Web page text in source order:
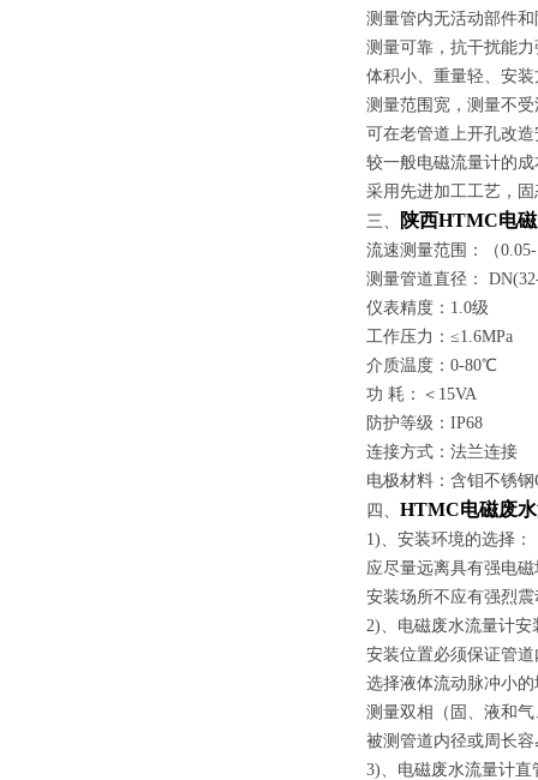
测量管内无活动部件
测量可靠，抗干扰能
体积小、重量轻、安
测量范围宽，测量不
可在老管道上开孔改
较一般电磁流量计的
采用先进加工工艺，
三、
陕西HTMC电
流速测量范围：（
测量管道直径：
仪表精度：1.0级
工作压力：≤1.6MPa
介质温度：0-80℃
功 耗：＜15VA
防护等级：IP68
连接方式：法兰连接
电极材料：含钼不锈
四、 HTMC电磁废
1)、 安装环境的选择：
应尽量远离具有强电
安装场所不应有强烈
2)、电磁废水流量计安
安装位置必须保证管
选择液体流动脉冲小
测量双相（固、液和
被测管道内径或周长
3)、电磁废水流量计直